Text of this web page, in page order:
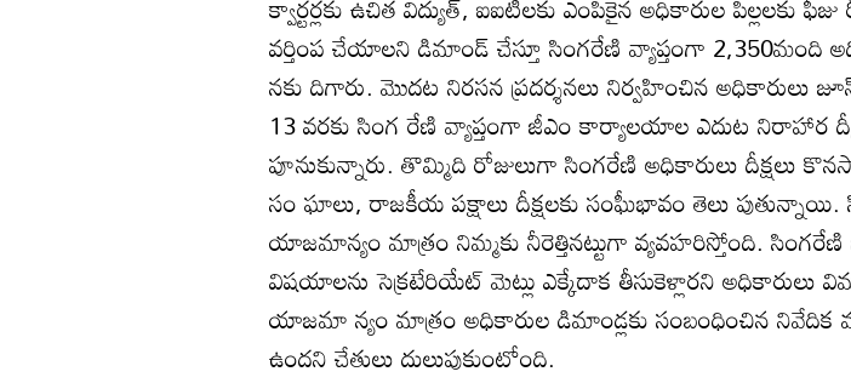
వర్తింప చేయాలని డిమాండ్‌ చేస్తూ సింగరేణి వ్యాప్తంగా 2,350మంది
నకు దిగారు. మొదట నిరసన ప్రదర్శనలు నిర్వహించిన అధికారులు
13 వరకు సింగ రేణి వ్యాప్తంగా జీఎం కార్యాలయాల ఎదుట నిరాహార
పూనుకున్నారు. తొమ్మిది రోజులుగా సింగరేణి అధికారులు దీక్షలు
సం ఘాలు, రాజకీయ పక్షాలు దీక్షలకు సంఘీభావం తెలు పుతున్నాయి.
యాజమాన్యం మాత్రం నిమ్మకు నీరెత్తినట్టుగా వ్యవహరిస్తోంది.
విషయాలను సెక్రటేరియేట్‌ మెట్లు ఎక్కేదాక తీసుకెళ్లారని అధికారులు
యాజమా న్యం మాత్రం అధికారుల డిమాండ్లకు సంబంధించిన నివేదిక
ఉందని చేతులు దులుపుకుంటోంది.